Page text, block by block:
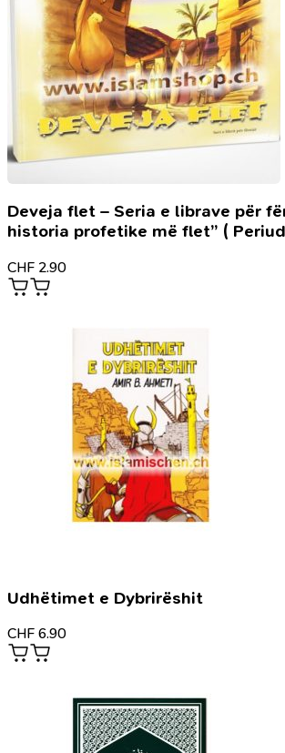
Deveja flet – Seria e librave për
historia profetike më flet” (
CHF 2.90
Udhëtimet e Dybrirëshit
CHF 6.90